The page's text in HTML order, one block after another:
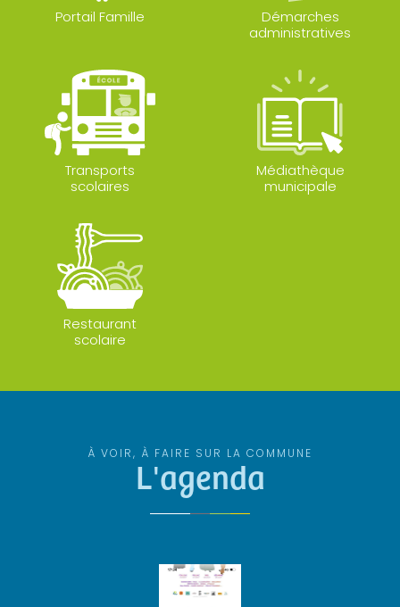
Portail Famille
Démarches
administratives
Transports
scolaires
Médiathèque
municipale
Restaurant
scolaire
À VOIR, À FAIRE SUR LA COMMUNE
L'agenda